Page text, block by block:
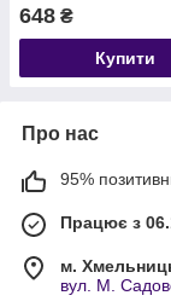
648 ₴
Купити
Про нас
95%
Працює з
м.
вул. М.